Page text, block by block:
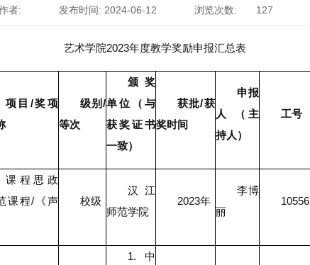
者: 发布时间: 2024-06-12 浏览次数: 127
艺术学院2023年度教学奖励申报汇总表
项目/奖项
级别/
等次
颁奖
单位（与
获奖证书
一致）
获批/获
奖时间
申报
人 （主
持人）
工号
课程思政
课程/《声
校级
汉江
师范学院
2023年
李博
丽
10556
1.中